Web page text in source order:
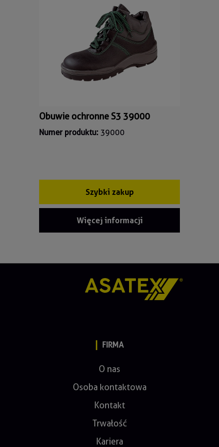
Obuwie ochronne S3 39000
Numer produktu: 39000
Szybki zakup
Więcej informacji
FIRMA
O nas
Osoba kontaktowa
Kontakt
Trwałość
Kariera